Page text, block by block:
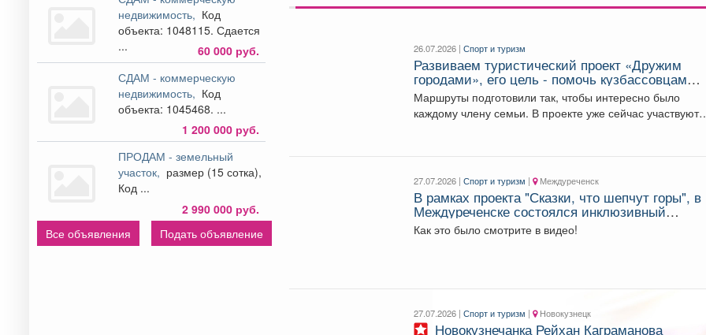
недвижимость, Код
объекта: 1048115. Сдается
...
60 000 руб.
СДАМ - коммерческую
недвижимость, Код
объекта: 1045468. ...
1 200 000 руб.
ПРОДАМ - земельный
участок, размер (15 сотка),
Код ...
2 990 000 руб.
Все объявления
Подать объявление
26.07.2026 |Спорт и туризм
Развиваем туристический проект «Дружим
городами», его цель - помочь кузбассовцам
лучше узнать родной край.
Маршруты подготовили так, чтобы интересно было
каждому члену семьи. В проекте уже сейчас участвуют
27.07.2026 |Спорт и туризм | Междуреченск
В рамках проекта "Сказки, что шепчут горы", в
Междуреченске состоялся инклюзивный
туристический фестиваль «Сказочной тропой".
Как это было смотрите в видео!
27.07.2026 |Спорт и туризм | Новокузнецк